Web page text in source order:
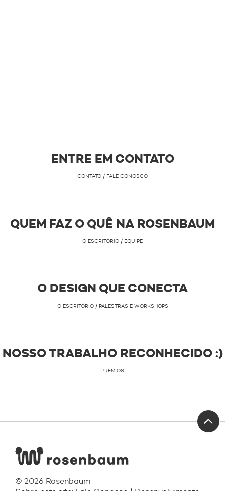
ENTRE EM CONTATO
CONTATO / FALE CONOSCO
QUEM FAZ O QUÊ NA ROSENBAUM
O ESCRITÓRIO / EQUIPE
O DESIGN QUE CONECTA
O ESCRITÓRIO / PALESTRAS E WORKSHOPS
NOSSO TRABALHO RECONHECIDO :)
PRÊMIOS
© 2026 Rosenbaum